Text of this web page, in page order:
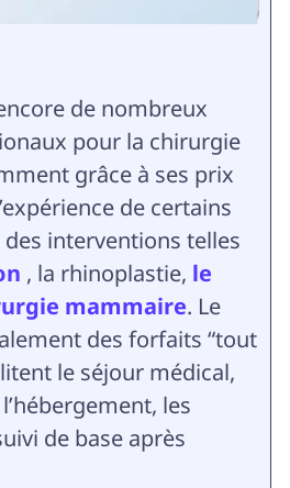
de nombreux
pour la chirurgie
grâce à ses prix
de certains
interventions telles
, la rhinoplastie, le
mammaire. Le
des forfaits “tout
le séjour médical,
les
de base après